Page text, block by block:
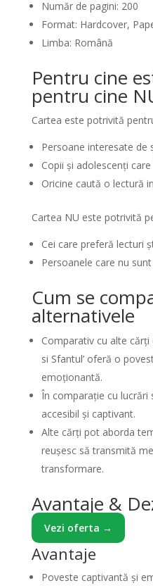
Număr de pagini: 200
Format: Hardcover,
Limba: Română
Pentru cine
pentru cine
Cartea este potrivită
Persoane interesate de
Copii și adolescenți
Oricine caută o lectură
Cartea NU este potrivită
Cei care preferă lecturi
Persoanele care nu
Cum se
alternativele
Comparativ cu alte cărți
si Sfantul’ oferă o
emoționantă.
În comparație cu lucrări
accesibil și captivant.
Alte cărți pot aborda
reușesc să transmită
transformare.
Avantaje &
Vezi oferta →
Avantaje
Poveste captivantă și